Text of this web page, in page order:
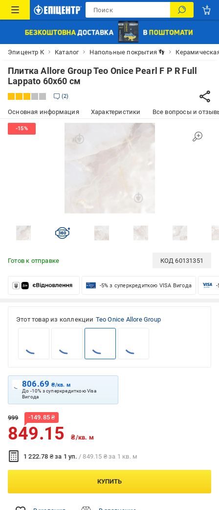
Эпицентр К Каталог Напольные покрытия 👣
Плитка Allore Group Teo Onice Pearl F P R Full
Lappato 60x60 см
2
Основная информация Характеристики Все вопросы и
Готов к отправке КОД60131351
-5% з суперкредиткою VISA Вигода -
Этот товар из коллекции Teo Onice Allore Group
806.69₴/кв. м
До -10% з суперкредиткою Visa
Вигода
999 -149.85 ₴
849.15 ₴/кв. м
1 222.78 ₴ за 1 уп. / 849.15 ₴ за 1 кв. м
КУПИТЬ